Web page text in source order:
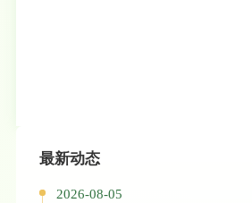
最新动态
2026-08-05